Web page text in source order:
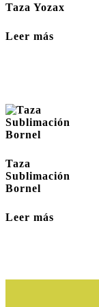
Taza Yozax
Leer más
Taza
Sublimación
Bornel
Leer más